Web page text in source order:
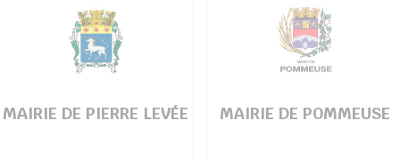
MAIRIE DE PIERRE LEVÉE MAIRIE DE POMMEUSE